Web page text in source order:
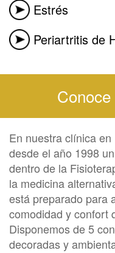
Estrés
Periartritis de
En nuestra clínica
desde el año 1998
dentro de la
la medicina
está preparado para
comodidad y confort
Disponemos de 5
decoradas y